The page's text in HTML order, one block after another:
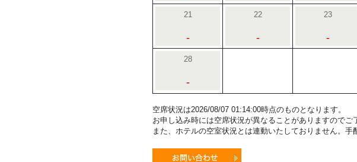
21
-
22
-
23
-
28
-
空席状況は2026/08/07 01:14:00時点のものとなります。
お申し込み時には空席状況が異なることがありますのでご
また、ホテルの空室状況とは連動いたしておりません。手